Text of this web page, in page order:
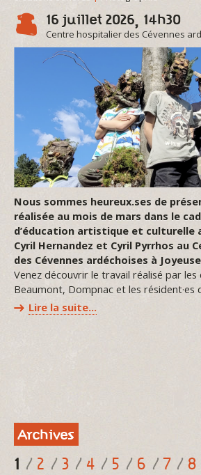
16 juillet 2026, 14h30
Centre hospitalier des Cévennes
Nous sommes heureux.ses de
réalisée au mois de mars dans le
d’éducation artistique et culturelle
Cyril Hernandez et Cyril Pyrrhos au
des Cévennes ardéchoises à
Venez découvrir le travail réalisé par les
Beaumont, Dompnac et les résident·es
Lire la suite…
Archives
1 2 3 4 5 6 7 8